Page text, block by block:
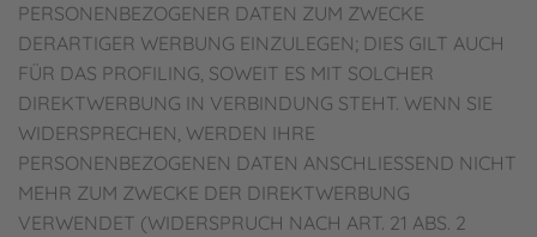
PERSONENBEZOGENER DATEN ZUM ZWECKE
DERARTIGER WERBUNG EINZULEGEN; DIES GILT AUCH
FÜR DAS PROFILING, SOWEIT ES MIT SOLCHER
DIREKTWERBUNG IN VERBINDUNG STEHT. WENN SIE
WIDERSPRECHEN, WERDEN IHRE
PERSONENBEZOGENEN DATEN ANSCHLIESSEND NICHT
MEHR ZUM ZWECKE DER DIREKTWERBUNG
VERWENDET (WIDERSPRUCH NACH ART. 21 ABS. 2